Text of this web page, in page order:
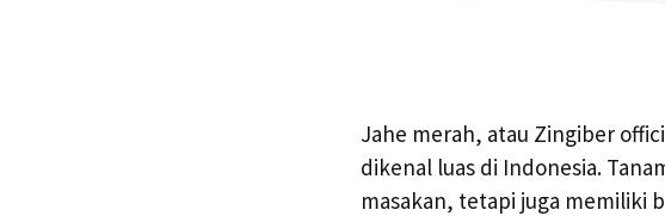
Jahe merah, atau Zingiber
dikenal luas di Indonesia.
masakan, tetapi juga memiliki